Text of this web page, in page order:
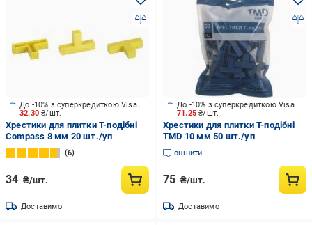
32.30₴/шт.
До -10% з суперкредиткою Visa Вигода
Хрестики для плитки Т-подібні
Compass 8 мм 20 шт./уп
6
34 ₴/шт.
Доставимо
71.25₴/шт.
До -10% з суперкредиткою Visa Вигода
Хрестики для плитки Т-подібні
TMD 10 мм 50 шт./уп
оцінити
75 ₴/шт.
Доставимо